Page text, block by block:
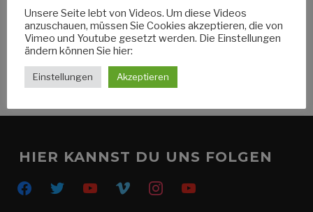
Einrichtung fehlen sollte. Erzählt wird die Geschichte […]
WEITERLESEN
HIER KANNST DU UNS FOLGEN
facebooktwitter youtube vimeo instagramyoutube
Unsere Seite lebt von Videos. Um diese Videos
anzuschauen, müssen Sie Cookies akzeptieren, die von
Vimeo und Youtube gesetzt werden. Die Einstellungen
ändern können Sie hier:
Einstellungen Akzeptieren